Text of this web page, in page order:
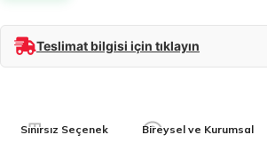
Teslimat bilgisi için tıklayın
Sınırsız Seçenek Bireysel ve Kurumsal